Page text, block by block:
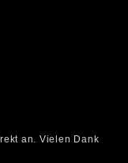
an. Vielen Dank